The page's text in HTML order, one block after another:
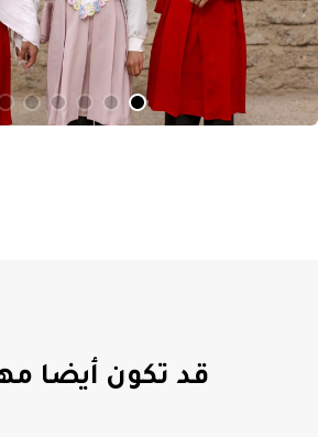
قد تكون أيضا